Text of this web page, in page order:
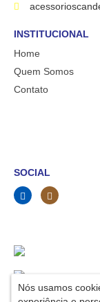
INSTITUCIONAL
Home
Quem Somos
Contato
SOCIAL
Nós usamos